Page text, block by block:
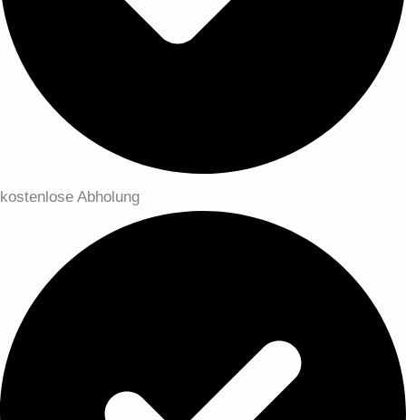
kostenlose Abholung